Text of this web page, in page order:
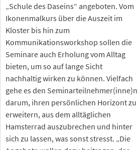
„Schule des Daseins“ angeboten. Vom
Ikonenmalkurs über die Auszeit im
Kloster bis hin zum
Kommunikationsworkshop sollen die
Seminare auch Erholung vom Alltag
bieten, um so auf lange Sicht
nachhaltig wirken zu können. Vielfach
gehe es den Seminarteilnehmer(inne)n
darum, ihren persönlichen Horizont zu
erweitern, aus dem alltäglichen
Hamsterrad auszubrechen und hinter
sich zu lassen, was sonst stresst. „Die